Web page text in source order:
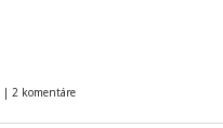
| 2 komentáre